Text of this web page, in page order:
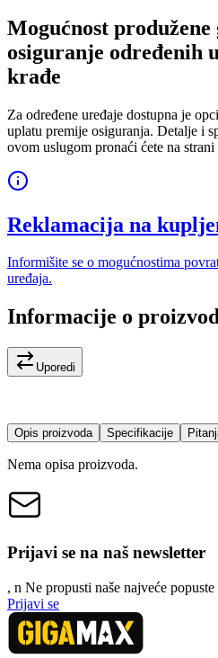
Mogućnost
osiguranje određenih
krađe
Za određene uređaje dostupna je
uplatu premije osiguranja. Detalje i
ovom uslugom pronaći ćete na strani
Reklamacija na
Informišite se o mogućnostima
uređaja.
Informacije o
Uporedi
Opis proizvoda Specifikacije
Nema opisa proizvoda.
Prijavi se na naš newsletter
, n Ne propusti naše najveće
Prijavi se